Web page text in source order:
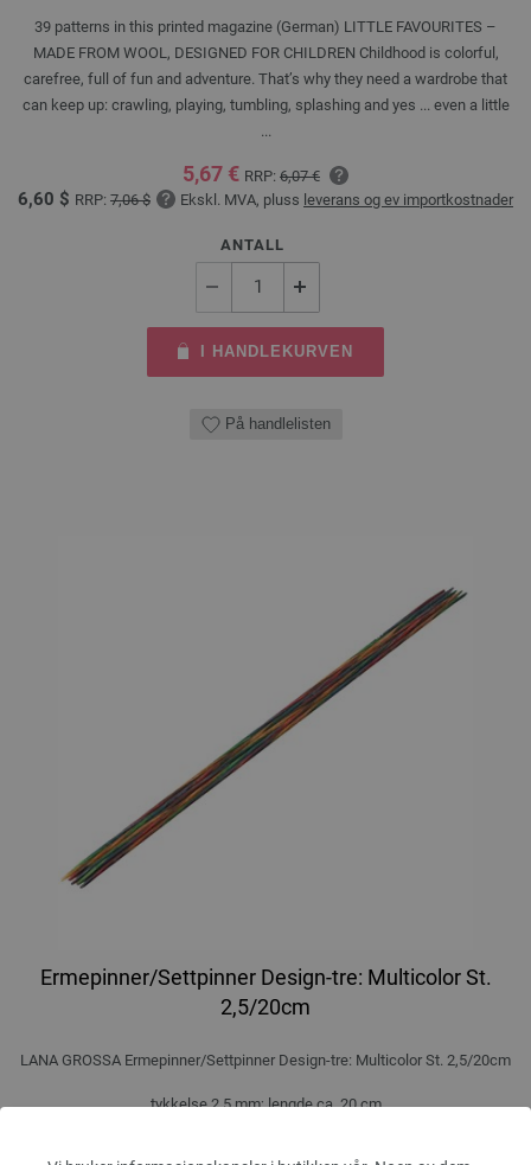
39 patterns in this printed magazine (German) LITTLE FAVOURITES –
MADE FROM WOOL, DESIGNED FOR CHILDREN Childhood is colorful,
carefree, full of fun and adventure. That’s why they need a wardrobe that
can keep up: crawling, playing, tumbling, splashing and yes ... even a little
...
5,67 € RRP: 6,07 €
6,60 $ RRP: 7,06 $ Ekskl. MVA, pluss leverans og ev importkostnader
ANTALL
I HANDLEKURVEN
På handlelisten
Ermepinner/Settpinner Design-tre: Multicolor St.
2,5/20cm
LANA GROSSA Ermepinner/Settpinner Design-tre: Multicolor St. 2,5/20cm
tykkelse 2,5 mm; lengde ca. 20 cm